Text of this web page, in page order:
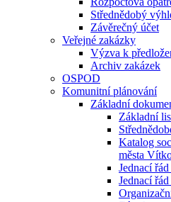
Střednědobý
Závěrečný účet
Veřejné zakázky
Výzva k
Archiv zakázek
OSPOD
Komunitní plánování
Základní
Základní
Katalog
města
Jednací
Jednací